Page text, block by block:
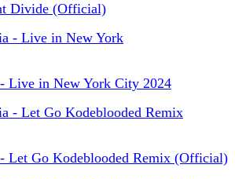
Divide (Official)
Live in New York City 2024
Let Go Kodeblooded Remix (Official)